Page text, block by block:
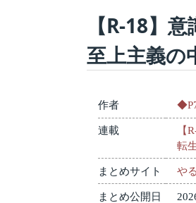
【R-18】
至上主義
作者
連載
【
転
まとめサイト や
まとめ公開日